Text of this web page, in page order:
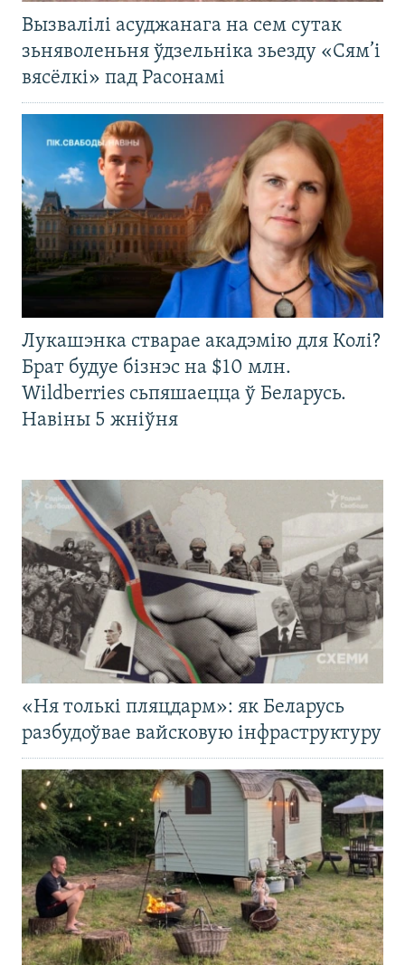
Вызвалілі асуджанага на сем сутак
зьняволеньня ўдзельніка зьезду «Сям’і
вясёлкі» пад Расонамі
Лукашэнка стварае акадэмію для Колі?
Брат будуе бізнэс на $10 млн.
Wildberries сьпяшаецца ў Беларусь.
Навіны 5 жніўня
«Ня толькі пляцдарм»: як Беларусь
разбудоўвае вайсковую інфраструктуру